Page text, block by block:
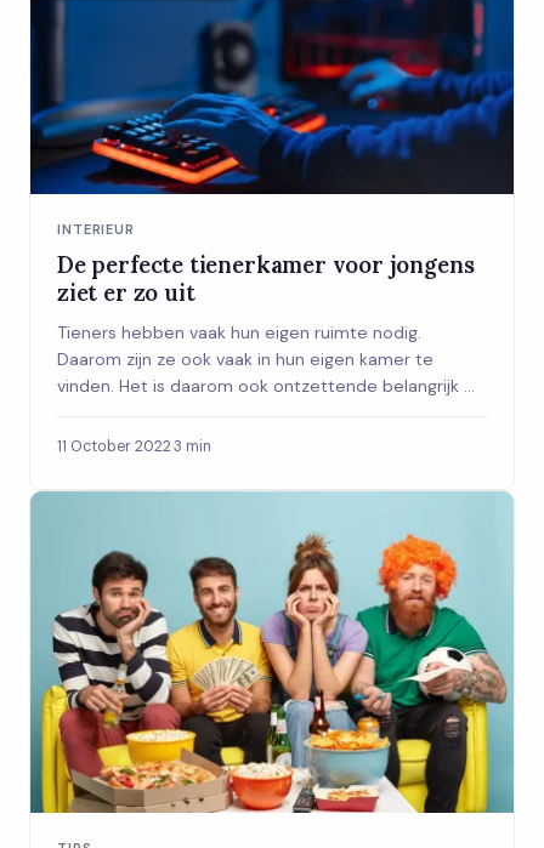
INTERIEUR
De perfecte tienerkamer voor jongens
ziet er zo uit
Tieners hebben vaak hun eigen ruimte nodig.
Daarom zijn ze ook vaak in hun eigen kamer te
vinden. Het is daarom ook ontzettende belangrijk ...
11 October 2022·3 min